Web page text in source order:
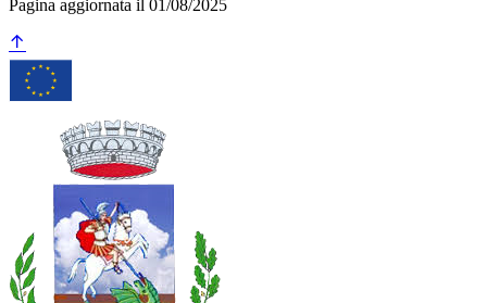
Pagina aggiornata il 01/08/2025